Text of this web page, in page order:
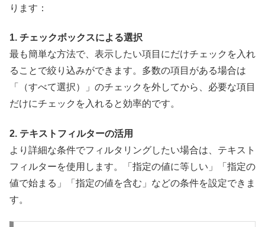
ります：
1. チェックボックスによる選択
最も簡単な方法で、表示したい項目にだけチェックを入れ
ることで絞り込みができます。多数の項目がある場合は
「（すべて選択）」のチェックを外してから、必要な項目
だけにチェックを入れると効率的です。
2. テキストフィルターの活用
より詳細な条件でフィルタリングしたい場合は、テキスト
フィルターを使用します。「指定の値に等しい」「指定の
値で始まる」「指定の値を含む」などの条件を設定できま
す。